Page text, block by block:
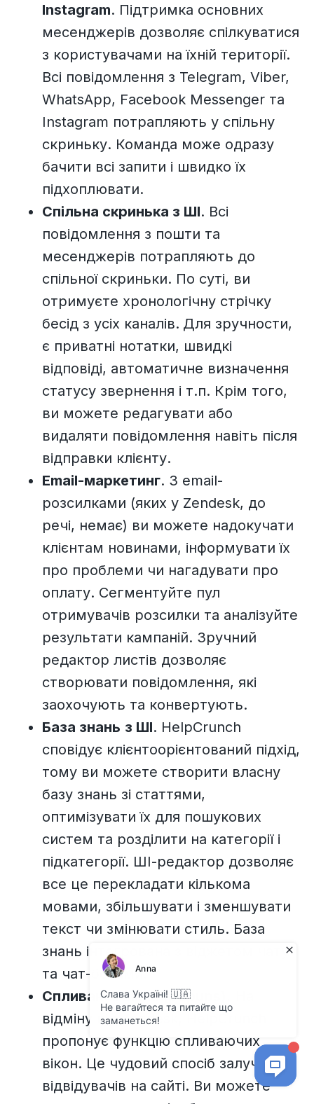
Instagram. Підтримка основних
месенджерів дозволяє спілкуватися
з користувачами на їхній території.
Всі повідомлення з Telegram, Viber,
WhatsApp, Facebook Messenger та
Instagram потрапляють у спільну
скриньку. Команда може одразу
бачити всі запити і швидко їх
підхоплювати.
Спільна скринька з ШІ. Всі
повідомлення з пошти та
месенджерів потрапляють до
спільної скриньки. По суті, ви
отримуєте хронологічну стрічку
бесід з усіх каналів. Для зручности,
є приватні нотатки, швидкі
відповіді, автоматичне визначення
статусу звернення і т.п. Крім того,
ви можете редагувати або
видаляти повідомлення навіть після
відправки клієнту.
Email-маркетинг. З email-
розсилками (яких у Zendesk, до
речі, немає) ви можете надокучати
клієнтам новинами, інформувати їх
про проблеми чи нагадувати про
оплату. Сегментуйте пул
отримувачів розсилки та аналізуйте
результати кампаній. Зручний
редактор листів дозволяє
створювати повідомлення, які
заохочують та конвертують.
База знань з ШІ. HelpCrunch
сповідує клієнтоорієнтований підхід,
тому ви можете створити власну
базу знань зі статтями,
оптимізувати їх для пошукових
систем та розділити на категорії і
підкатегорії. ШІ-редактор дозволяє
все це перекладати кількома
мовами, збільшувати і зменшувати
текст чи змінювати стиль. База
знань інтегрована з віджетом чату
та чат-ботами.
Спливаючі вікна (popups).
відміну від Zendesk, HelpCrunch
пропонує функцію спливаючих
вікон. Це чудовий спосіб залучення
відвідувачів на сайті. Ви можете